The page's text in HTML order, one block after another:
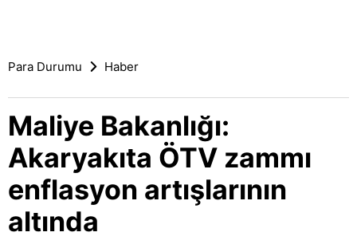
Para Durumu Haber
Maliye Bakanlığı:
Akaryakıta ÖTV zammı
enflasyon artışlarının
altında